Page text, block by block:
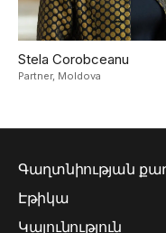
Stela Corobceanu
Partner, Moldova
Գաղտնիության
Էթիկա
Կայունություն